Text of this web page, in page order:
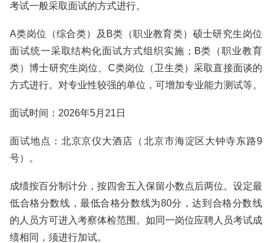
考试一般采取面试的方式进行。
A类岗位（综合类）及B类（职业教育类）硕士研究生岗位
面试统一采取结构化面试方式组织实施；B类（职业教育
类）博士研究生岗位、C类岗位（卫生类）采取直接面谈的
方式进行。对专业性较强的单位，可增加专业能力测试等。
面试时间：2026年5月21日
面试地点：北京京仪大酒店（‌北京市海淀区大钟寺东路9
号）。
成绩按百分制计分，按四舍五入保留小数点后两位。设定最
低合格分数线，最低合格分数线为80分，达到合格分数线
的人员方可进入考察体检范围。如同一岗位应聘人员考试成
绩相同，须进行加试。